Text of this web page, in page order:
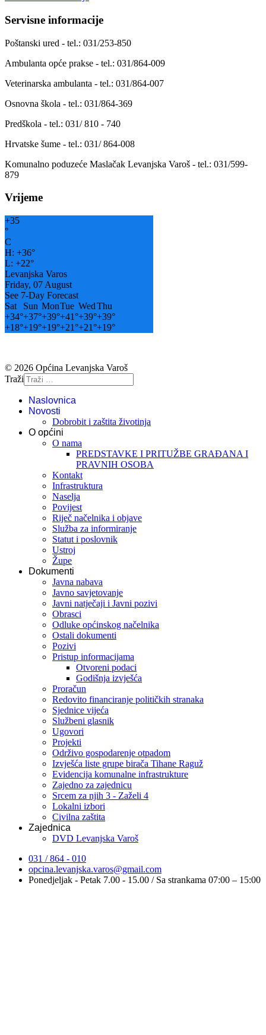
Servisne informacije
Poštanski ured - tel.: 031/253-850
Ambulanta opće prakse - tel.: 031/864-009
Veterinarska ambulanta - tel.: 031/864-007
Osnovna škola - tel.: 031/864-369
Predškola - tel.: 031/ 810 - 740
Hrvatske šume - tel.: 031/ 864-008
Komunalno poduzeće Maslačak Levanjska Varoš - tel.: 031/599-
879
Vrijeme
+35
°
C
H: +36°
L: +22°
Levanjska Varos
Friday, 07 August
See 7-Day Forecast
Sat
Sun MonTue WedThu
+34°+37°+39°+41°+39°+39°
+18°+19°+19°+21°+21°+19°
© 2026 Općina Levanjska Varoš
Traži
Naslovnica
Novosti
Dobrobit i zaštita životinja
O općini
O nama
PREDSTAVKE I PRITUŽBE GRAĐANA I
PRAVNIH OSOBA
Kontakt
Infrastruktura
Naselja
Povijest
Riječ načelnika i objave
Služba za informiranje
Statut i poslovnik
Ustroj
Župe
Dokumenti
Javna nabava
Javno savjetovanje
Javni natječaji i Javni pozivi
Obrasci
Odluke općinskog načelnika
Ostali dokumenti
Pozivi
Pristup informacijama
Otvoreni podaci
Godišnja izvješća
Proračun
Redovito financiranje političkih stranaka
Sjednice vijeća
Službeni glasnik
Ugovori
Projekti
Održivo gospodarenje otpadom
Izvješća liste grupe birača Tihane Raguž
Evidencija komunalne infrastrukture
Zajedno za zajednicu
Srcem za njih 3 - Zaželi 4
Lokalni izbori
Civilna zaštita
Zajednica
DVD Levanjska Varoš
031 / 864 - 010
opcina.levanjska.varos@gmail.com
Ponedjeljak - Petak 7.00 - 15.00 / Sa strankama 07:00 – 15:00